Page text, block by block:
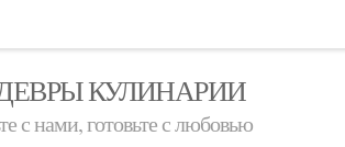
КУЛИНАРИИ
с нами, готовьте с любовью